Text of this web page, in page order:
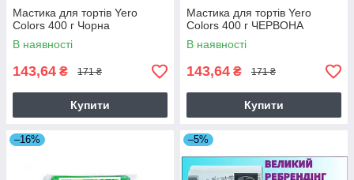
Мастика для тортів Yero
Colors 400 г Чорна
В наявності
143,64 ₴ 171 ₴
Купити
Мастика для тортів Yero
Colors 400 г ЧЕРВОНА
В наявності
143,64 ₴ 171 ₴
Купити
–16% –5%